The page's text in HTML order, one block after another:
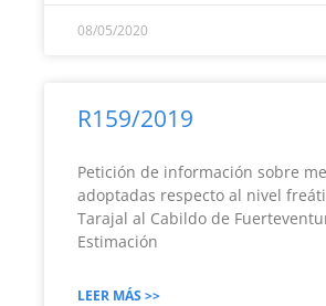
08/05/2020
R159/2019
Petición de información sobre
adoptadas respecto al nivel
Tarajal al Cabildo de
Estimación
LEER MÁS >>